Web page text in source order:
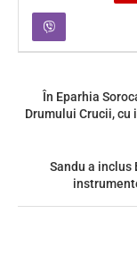
În Eparhia
Drumului Crucii, cu
Sandu a inclus